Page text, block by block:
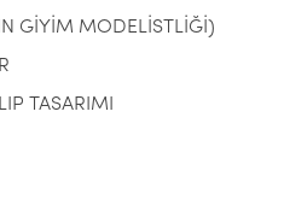
GİYİM MODELİSTLİĞİ)
TASARIMI